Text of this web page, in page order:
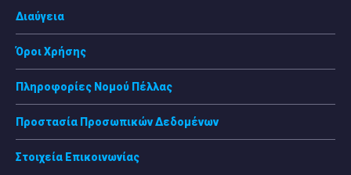
Διαύγεια
Όροι Χρήσης
Πληροφορίες Νομού Πέλλας
Προστασία Προσωπικών Δεδομένων
Στοιχεία Επικοινωνίας